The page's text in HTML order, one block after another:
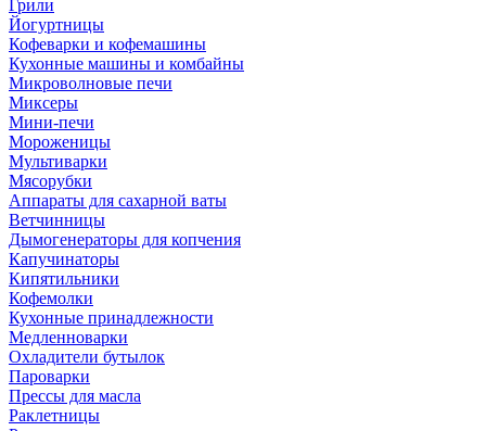
Грили
Йогуртницы
Кофеварки и кофемашины
Кухонные машины и комбайны
Микроволновые печи
Миксеры
Мини-печи
Мороженицы
Мультиварки
Мясорубки
Аппараты для сахарной ваты
Ветчинницы
Дымогенераторы для копчения
Капучинаторы
Кипятильники
Кофемолки
Кухонные принадлежности
Медленноварки
Охладители бутылок
Пароварки
Прессы для масла
Раклетницы